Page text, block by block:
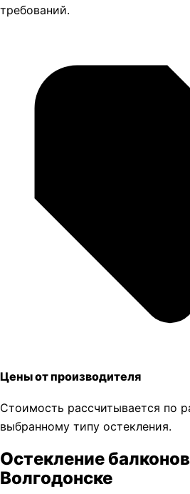
требований.
Цены от производителя
Стоимость рассчитывается по
выбранному типу остекления.
Остекление
Волгодонске